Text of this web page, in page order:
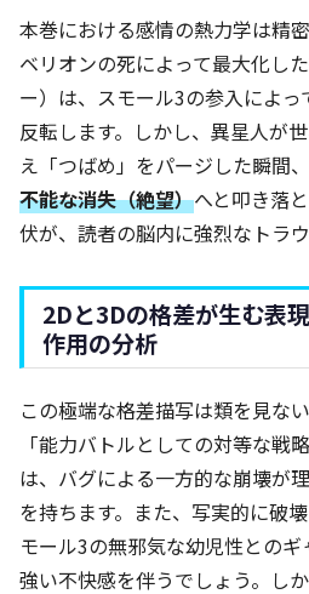
本巻における感情の熱力学は精
ベリオンの死によって最大化し
ー）は、スモール3の参入によっ
反転します。しかし、異星人が
え「つばめ」をパージした瞬間
不能な消失（絶望）へと叩き落
伏が、読者の脳内に強烈なトラ
2Dと3Dの格差が生む表
作用の分析
この極端な格差描写は類を見な
「能力バトルとしての対等な戦
は、バグによる一方的な崩壊が
を持ちます。また、写実的に破
モール3の無邪気な幼児性との
強い不快感を伴うでしょう。し